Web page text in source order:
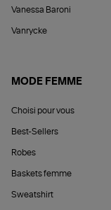
Vanessa Baroni
Vanrycke
MODE FEMME
Choisi pour vous
Best-Sellers
Robes
Baskets femme
Sweatshirt